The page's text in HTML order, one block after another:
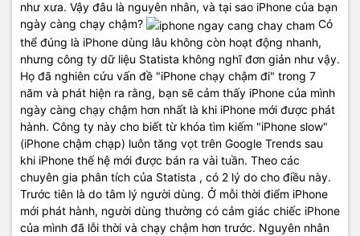
như xưa. Vậy đâu là nguyên nhân, và tại sao iPhone của bạn
ngày càng chạy chậm?
Có
thể đúng là iPhone dùng lâu không còn hoạt động nhanh,
nhưng công ty dữ liệu Statista không nghĩ đơn giản như vậy.
Họ đã nghiên cứu vấn đề "iPhone chạy chậm đi" trong 7
năm và phát hiện ra rằng, bạn sẽ cảm thấy iPhone của mình
ngày càng chạy chậm hơn nhất là khi iPhone mới được phát
hành. Công ty này cho biết từ khóa tìm kiếm "iPhone slow"
(iPhone chậm chạp) luôn tăng vọt trên Google Trends sau
khi iPhone thế hệ mới được bán ra vài tuần. Theo các
chuyên gia phân tích của Statista , có 2 lý do cho điều này.
Trước tiên là do tâm lý người dùng. Ở mỗi thời điểm iPhone
mới phát hành, người dùng thường có cảm giác chiếc iPhone
của mình đã lỗi thời và chạy chậm hơn trước. Nguyên nhân